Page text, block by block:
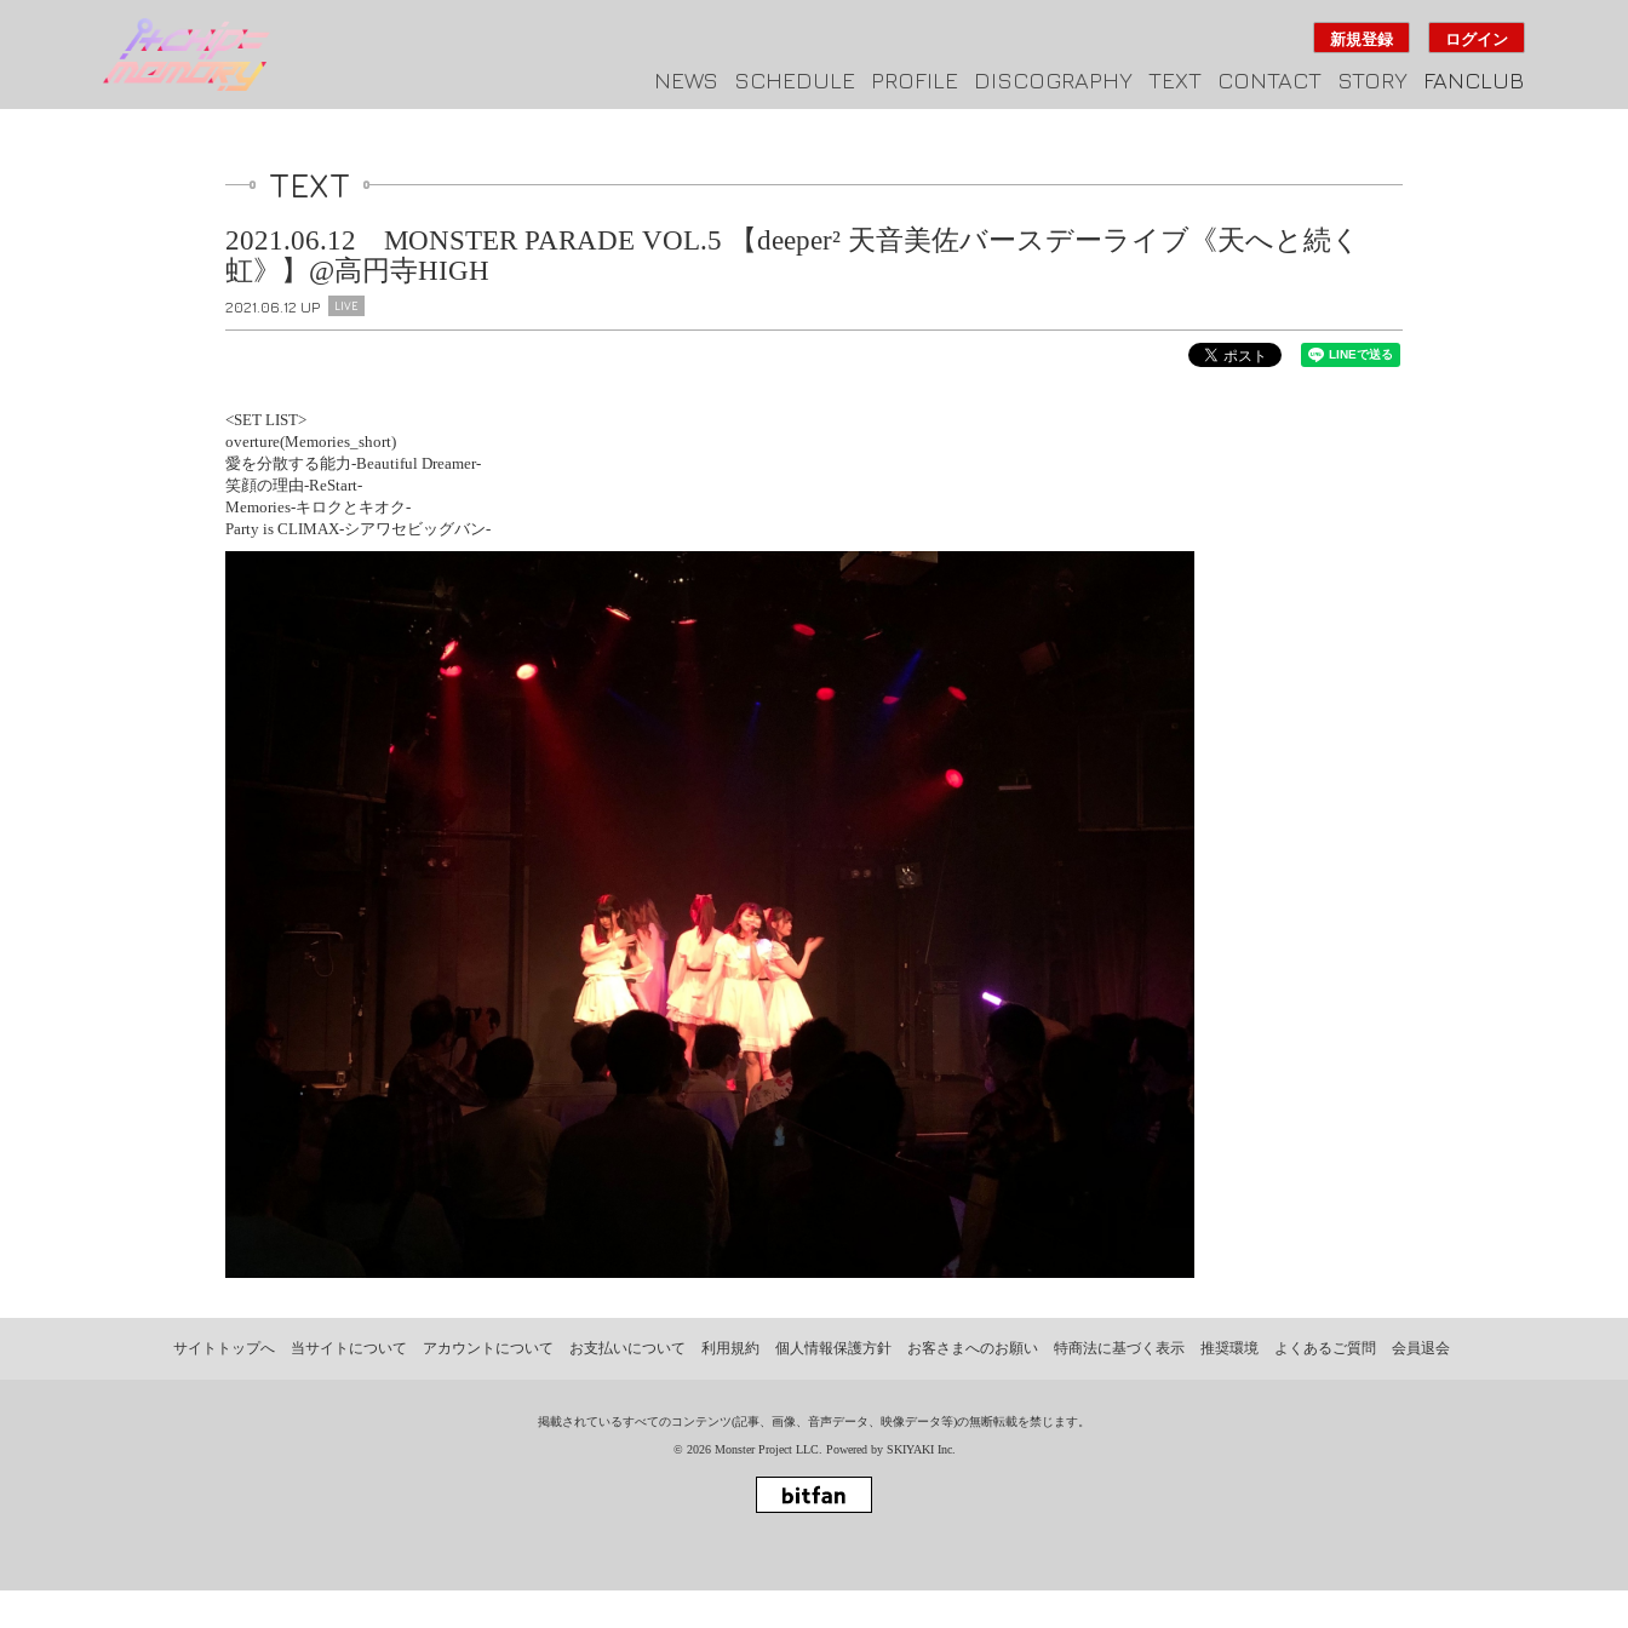
新規登録 ログイン
NEWS SCHEDULE PROFILE DISCOGRAPHY TEXT CONTACT STORY FANCLUB
TEXT
2021.06.12 MONSTER PARADE VOL.5 【deeper² 天音美佐バースデーライブ《天へと続く
虹》】@高円寺HIGH
2021.06.12 UP LIVE
<SET LIST>
overture(Memories_short)
愛を分散する能力-Beautiful Dreamer-
笑顔の理由-ReStart-
Memories-キロクとキオク-
Party is CLIMAX-シアワセビッグバン-
サイトトップへ 当サイトについて アカウントについて お支払いについて 利用規約 個人情報保護方針 お客さまへのお願い 特商法に基づく表示 推奨環境 よくあるご質問 会員退会
掲載されているすべてのコンテンツ(記事、画像、音声データ、映像データ等)の無断転載を禁じます。
© 2026 Monster Project LLC. Powered by SKIYAKI Inc.